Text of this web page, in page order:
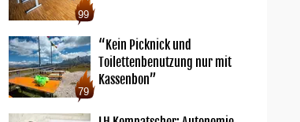
99
79
“Kein Picknick und
Toilettenbenutzung nur mit
Kassenbon”